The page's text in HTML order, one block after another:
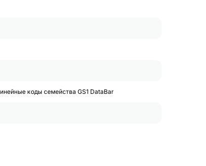
коды семейства GS1 DataBar